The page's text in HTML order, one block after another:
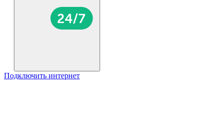
Подключить интернет